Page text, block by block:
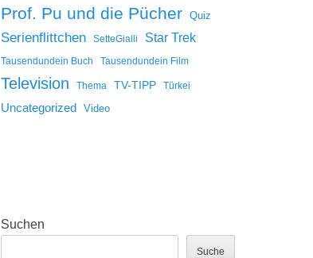
Prof. Pu und die Pücher Quiz
Serienflittchen SetteGialli Star Trek
Tausendundein Buch Tausendundein Film
Television Thema TV-TIPP Türkei
Uncategorized Video
Suchen
Suche